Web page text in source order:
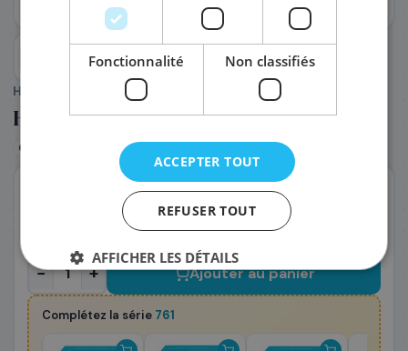
HP 54312
HP CM995A/761 - Cartouche d'encre
Expédié le jour même — commandez avant 14h
€
− + Ajouter au panier
Complétez la série 761
TÉLÉPHONE*
SOCIÉTÉ
PRÉCISEZ VOS BESOINS (OPTIONNEL)
Fonctionnalité Non classifiés
ACCEPTER TOUT
REFUSER TOUT
AFFICHER LES DÉTAILS